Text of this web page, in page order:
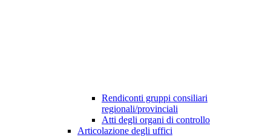
Rendiconti gruppi consiliari
regionali/provinciali
Atti degli organi di controllo
Articolazione degli uffici